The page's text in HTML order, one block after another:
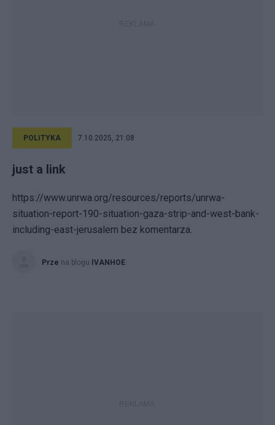
POLITYKA 7.10.2025, 21:08
just a link
https://www.unrwa.org/resources/reports/unrwa-
situation-report-190-situation-gaza-strip-and-west-bank-
including-east-jerusalem bez komentarza.
Prze na blogu IVANHOE